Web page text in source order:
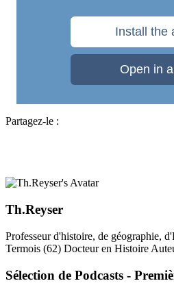
Partagez-le :
Th.Reyser
Professeur d'histoire, de géographie,
Termois (62) Docteur en Histoire
Sélection de Podcasts -